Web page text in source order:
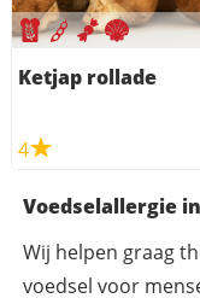
Ketjap rollade
4
Voedselallergie
Wij helpen graag
voedsel voor